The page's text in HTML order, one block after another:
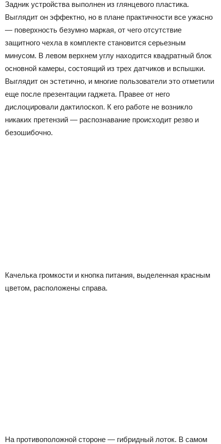
Задник устройства выполнен из глянцевого пластика.
Выглядит он эффектно, но в плане практичности все ужасно
— поверхность безумно маркая, от чего отсутствие
защитного чехла в комплекте становится серьезным
минусом. В левом верхнем углу находится квадратный блок
основной камеры, состоящий из трех датчиков и вспышки.
Выглядит он эстетично, и многие пользователи это отметили
еще после презентации гаджета. Правее от него
дислоцировали дактилоскоп. К его работе не возникло
никаких претензий — распознавание происходит резво и
безошибочно.
Качелька громкости и кнопка питания, выделенная красным
цветом, расположены справа.
На противоположной стороне — гибридный лоток. В самом